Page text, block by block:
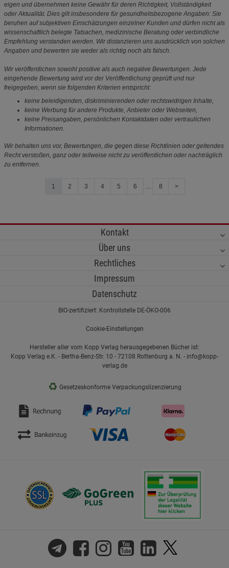
eigen und übernehmen keine Gewähr für deren Richtigkeit, Vollständigkeit
oder Aktualität. Dies gilt insbesondere für gesundheitsbezogene Angaben: Sie
beruhen auf subjektiven Einschätzungen einzelner Kunden und dürfen nicht als
wissenschaftlich belegte Tatsachen, medizinische Beratung oder verbindliche
Empfehlung verstanden werden. Wir distanzieren uns ausdrücklich von solchen
Angaben und bewerten sie weder als richtig noch als falsch.
Wir veröffentlichen sowohl positive als auch negative Bewertungen. Jede
eingehende Bewertung wird vor der Veröffentlichung geprüft und nur
freigegeben, wenn sie folgenden Kriterien entspricht:
keine beleidigenden, diskriminierenden oder rechtswidrigen Inhalte,
keine Werbung für andere Produkte, Anbieter oder Webseiten,
keine Preisangaben, persönlichen Kontaktdaten oder vertraulichen
Informationen.
Wir behalten uns vor, Bewertungen, die gegen diese Richtlinien oder geltendes
Recht verstoßen, ganz oder teilweise nicht zu veröffentlichen oder nachträglich
zu entfernen.
1 2 3 4 5 6 .... 8 >
Kontakt
Über uns
Rechtliches
Impressum
Datenschutz
BIO-zertifiziert: Kontrollstelle DE-ÖKO-006
Cookie-Einstellungen
Hersteller aller vom Kopp Verlag herausgegebenen Bücher ist:
Kopp Verlag e.K. - Bertha-Benz-Str. 10 - 72108 Rottenburg a. N. - info@kopp-
verlag.de
♻ Gesetzeskonforme Verpackungslizenzierung